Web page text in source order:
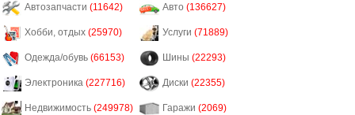
Автозапчасти (11642) Авто (136627)
Хобби, отдых (25970) Услуги (71889)
Одежда/обувь (66153) Шины (22293)
Электроника (227716) Диски (22355)
Недвижимость (249978) Гаражи (2069)